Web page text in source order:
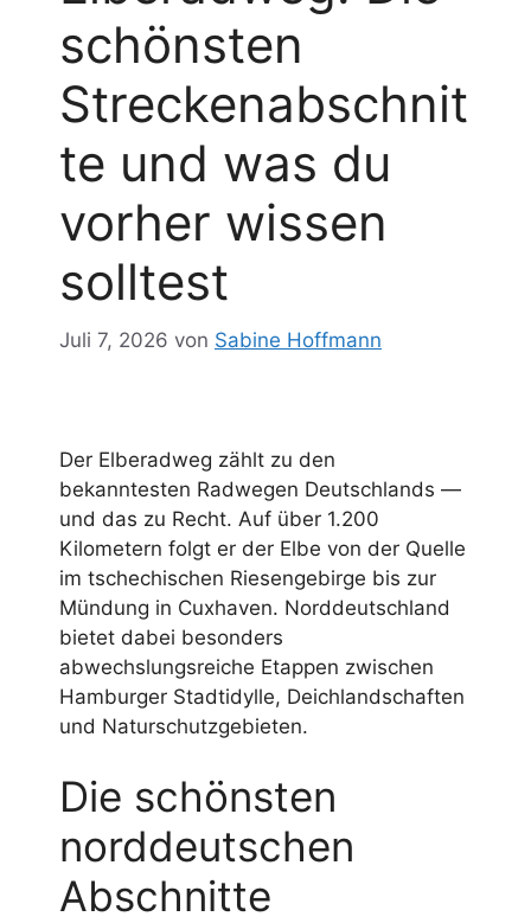
schönsten
Streckenabschnit
te und was du
vorher wissen
solltest
Juli 7, 2026 von Sabine Hoffmann
Der Elberadweg zählt zu den
bekanntesten Radwegen Deutschlands —
und das zu Recht. Auf über 1.200
Kilometern folgt er der Elbe von der Quelle
im tschechischen Riesengebirge bis zur
Mündung in Cuxhaven. Norddeutschland
bietet dabei besonders
abwechslungsreiche Etappen zwischen
Hamburger Stadtidylle, Deichlandschaften
und Naturschutzgebieten.
Die schönsten
norddeutschen
Abschnitte